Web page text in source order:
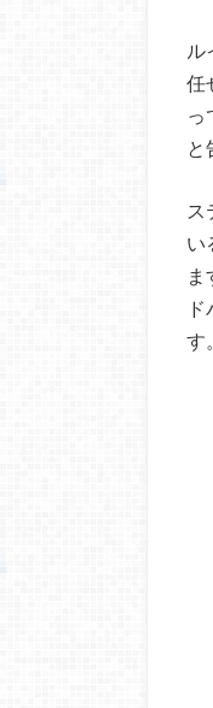
任
っ
と
ス
い
す